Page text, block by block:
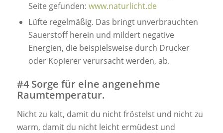
Seite gefunden: www.naturlicht.de
Lüfte regelmäßig. Das bringt unverbrauchten
Sauerstoff herein und mildert negative
Energien, die beispielsweise durch Drucker
oder Kopierer verursacht werden, ab.
#4 Sorge für eine angenehme
Raumtemperatur.
Nicht zu kalt, damit du nicht fröstelst und nicht zu
warm, damit du nicht leicht ermüdest und